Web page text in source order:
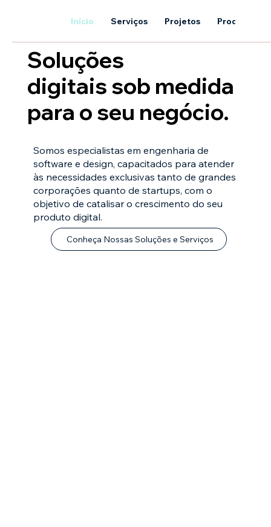
Início Serviços Projetos Produtos
Soluções
digitais sob medida
para o seu negócio.
Somos especialistas em engenharia de
software e design, capacitados para atender
às necessidades exclusivas tanto de grandes
corporações quanto de startups, com o
objetivo de catalisar o crescimento do seu
produto digital.
Conheça Nossas Soluções e Serviços